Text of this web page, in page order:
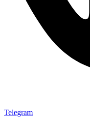
Telegram